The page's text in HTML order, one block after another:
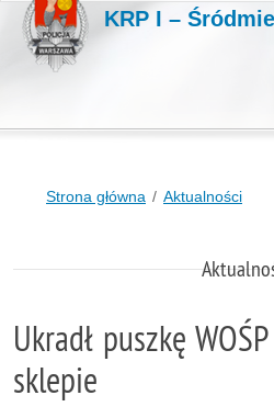
KRP I –
Strona główna Aktualności
Ukradł puszkę
sklepie